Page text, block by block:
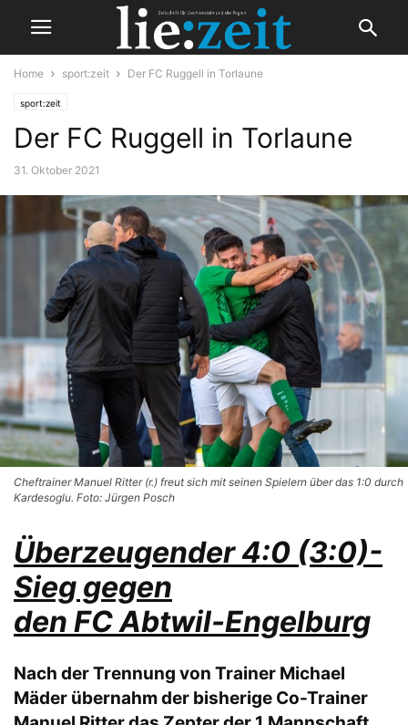
Home sport:zeit Der FC Ruggell in Torlaune
sport:zeit
Der FC Ruggell in Torlaune
31. Oktober 2021
Cheftrainer Manuel Ritter (r.) freut sich mit seinen Spielern über das 1:0 durch
Kardesoglu. Foto: Jürgen Posch
Überzeugender 4:0 (3:0)-
Sieg gegen
den FC Abtwil-Engelburg
Nach der Trennung von Trainer Michael
Mäder übernahm der bisherige Co-Trainer